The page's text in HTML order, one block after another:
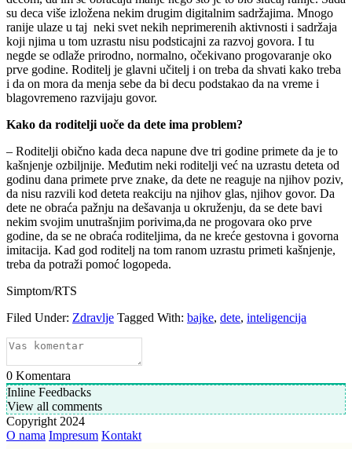
su deca više izložena nekim drugim digitalnim sadržajima. Mnogo
ranije ulaze u taj neki svet nekih neprimerenih aktivnosti i sadržaja
koji njima u tom uzrastu nisu podsticajni za razvoj govora. I tu
negde se odlaže prirodno, normalno, očekivano progovaranje oko
prve godine. Roditelj je glavni učitelj i on treba da shvati kako treba
i da on mora da menja sebe da bi decu podstakao da na vreme i
blagovremeno razvijaju govor.
Kako da roditelji uoče da dete ima problem?
– Roditelji obično kada deca napune dve tri godine primete da je to
kašnjenje ozbiljnije. Međutim neki roditelji već na uzrastu deteta od
godinu dana primete prve znake, da dete ne reaguje na njihov poziv,
da nisu razvili kod deteta reakciju na njihov glas, njihov govor. Da
dete ne obraća pažnju na dešavanja u okruženju, da se dete bavi
nekim svojim unutrašnjim porivima,da ne progovara oko prve
godine, da se ne obraća roditeljima, da ne kreće gestovna i govorna
imitacija. Kad god roditelj na tom ranom uzrastu primeti kašnjenje,
treba da potraži pomoć logopeda.
Simptom/RTS
Filed Under: Zdravlje Tagged With: bajke, dete, inteligencija
0 Komentara
Inline Feedbacks
View all comments
Copyright 2024
O nama Impresum Kontakt